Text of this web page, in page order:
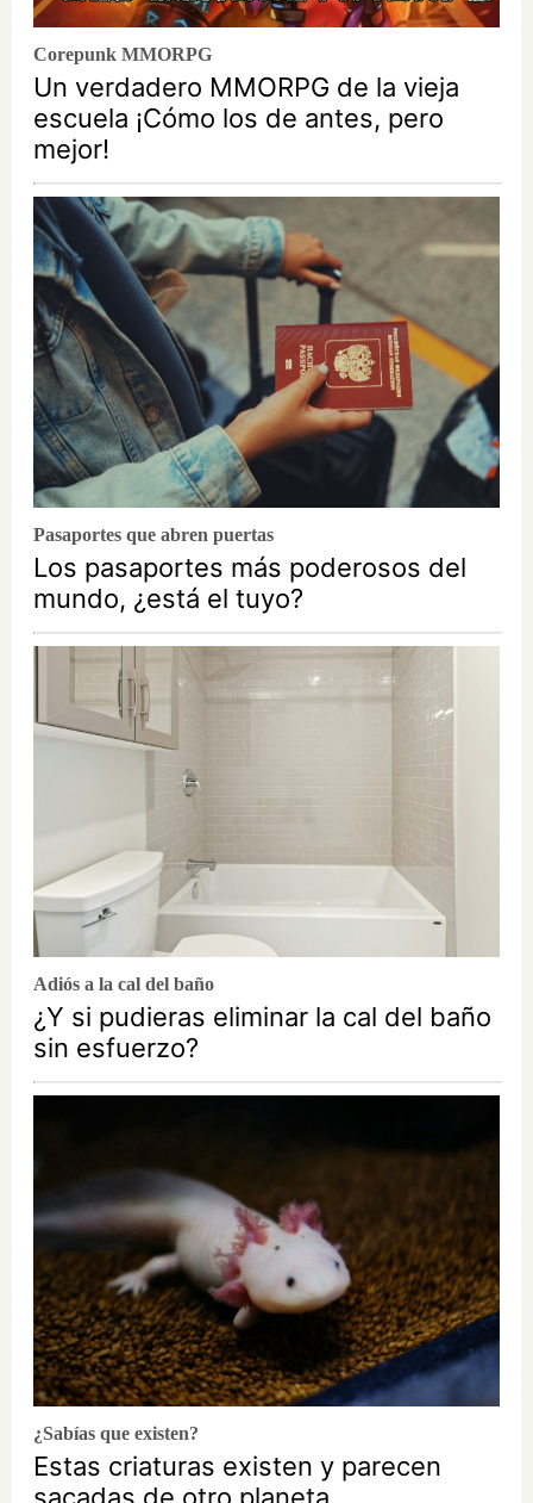
Corepunk MMORPG
Un verdadero MMORPG de la vieja
escuela ¡Cómo los de antes, pero
mejor!
Pasaportes que abren puertas
Los pasaportes más poderosos del
mundo, ¿está el tuyo?
Adiós a la cal del baño
¿Y si pudieras eliminar la cal del baño
sin esfuerzo?
¿Sabías que existen?
Estas criaturas existen y parecen